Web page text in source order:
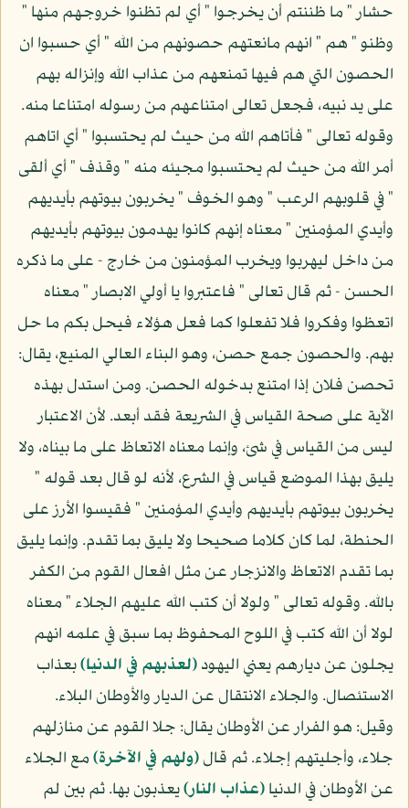
حشار " ما ظننتم أن يخرجوا " أي لم تظنوا خروجهم منها "
وظنو " هم " انهم مانعتهم حصونهم من الله " أي حسبوا ان
الحصون التي هم فيها تمنعهم من عذاب الله وإنزاله بهم
على يد نبيه، فجعل تعالى امتناعهم من رسوله امتناعا منه.
وقوله تعالى " فأتاهم الله من حيث لم يحتسبوا " أي اتاهم
أمر الله من حيث لم يحتسبوا مجيئه منه " وقذف " أي ألقى
" في قلوبهم الرعب " وهو الخوف " يخربون بيوتهم بأيديهم
وأيدي المؤمنين " معناه إنهم كانوا يهدمون بيوتهم بأيديهم
من داخل ليهربوا ويخرب المؤمنون من خارج - على ما ذكره
الحسن - ثم قال تعالى " فاعتبروا يا أولي الابصار " معناه
اتعظوا وفكروا فلا تفعلوا كما فعل هؤلاء فيحل بكم ما حل
بهم. والحصون جمع حصن، وهو البناء العالي المنيع، يقال:
تحصن فلان إذا امتنع بدخوله الحصن. ومن استدل بهذه
الآية على صحة القياس في الشريعة فقد أبعد. لأن الاعتبار
ليس من القياس في شئ، وإنما معناه الاتعاظ على ما بيناه، ولا
يليق بهذا الموضع قياس في الشرع، لأنه لو قال بعد قوله "
يخربون بيوتهم بأيديهم وأيدي المؤمنين " فقيسوا الأرز على
الحنطة، لما كان كلاما صحيحا ولا يليق بما تقدم. وإنما يليق
بما تقدم الاتعاظ والانزجار عن مثل افعال القوم من الكفر
بالله. وقوله تعالى " ولولا أن كتب الله عليهم الجلاء " معناه
لولا أن الله كتب في اللوح المحفوظ بما سبق في علمه انهم
يجلون عن ديارهم يعني اليهود(لعذبهم في الدنيا)بعذاب
الاستئصال. والجلاء الانتقال عن الديار والأوطان البلاء.
وقيل: هو الفرار عن الأوطان يقال: جلا القوم عن منازلهم
جلاء، وأجليتهم إجلاء. ثم قال(ولهم في الآخرة)مع الجلاء
عن الأوطان في الدنيا(عذاب النار)يعذبون بها. ثم بين لم